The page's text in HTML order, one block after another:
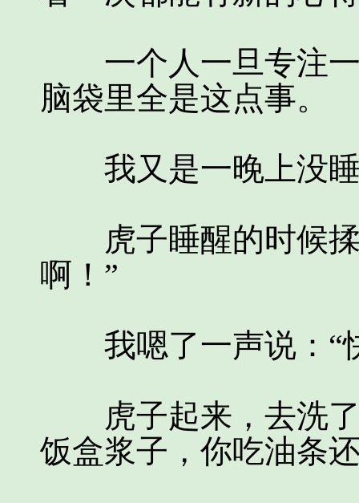
一个人一旦专注一
脑袋里全是这点事。
我又是一晚上没
虎子睡醒的时候揉
啊！”
我嗯了一声说：“
虎子起来，去洗了
饭盒浆子，你吃油条